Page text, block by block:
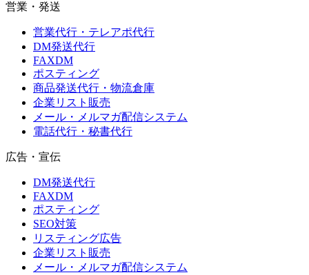
営業・発送
営業代行・テレアポ代行
DM発送代行
FAXDM
ポスティング
商品発送代行・物流倉庫
企業リスト販売
メール・メルマガ配信システム
電話代行・秘書代行
広告・宣伝
DM発送代行
FAXDM
ポスティング
SEO対策
リスティング広告
企業リスト販売
メール・メルマガ配信システム